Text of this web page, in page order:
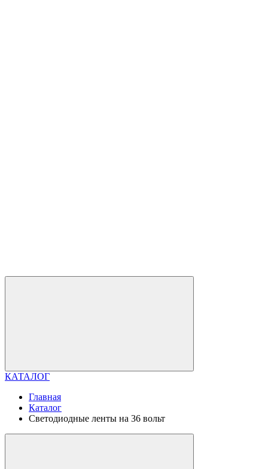
КАТАЛОГ
Главная
Каталог
Светодиодные ленты на 36 вольт